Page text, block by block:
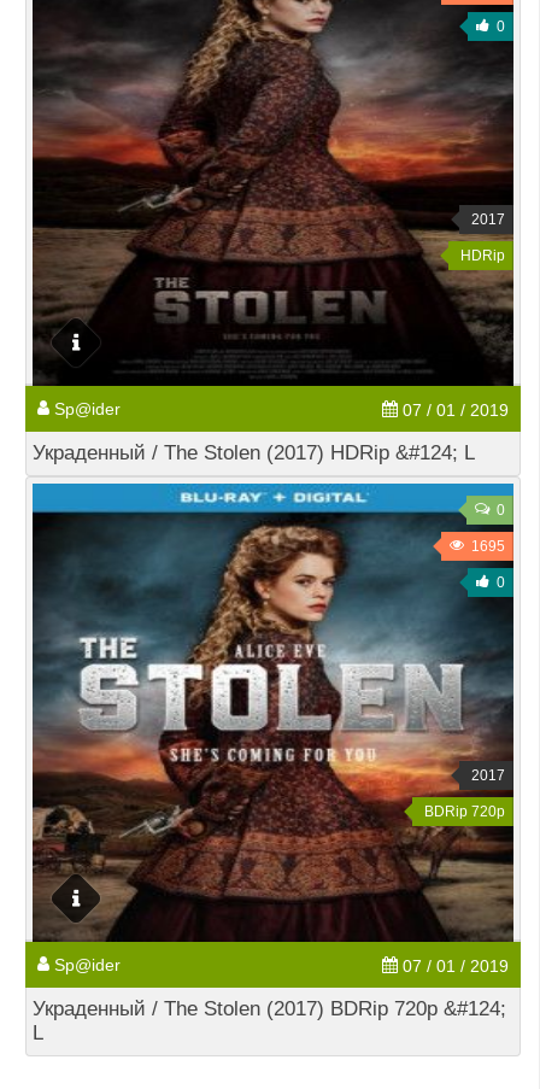
0
2017
HDRip
Sp@ider 07 / 01 / 2019
Украденный / The Stolen (2017) HDRip &#124; L
0
1695
0
2017
BDRip 720p
Sp@ider 07 / 01 / 2019
Украденный / The Stolen (2017) BDRip 720p &#124;
L